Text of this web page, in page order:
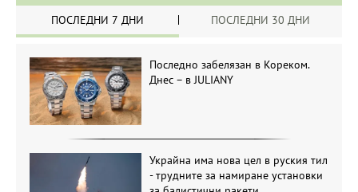
ПОСЛЕДНИ 7 ДНИ ПОСЛЕДНИ 30 ДНИ
Последно забелязан в Кореком.
Днес – в JULIANY
Украйна има нова цел в руския тил
- трудните за намиране установки